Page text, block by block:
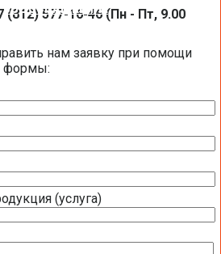
(812) 577-16-46 (Пн - Пт, 9.00
нам заявку при помощи
формы:
(услуга)
ВОДОСНАБЖЕНИЕ
ДЛЯ КУХНИ
ВОДЫ УЛЬТРАФИОЛЕТОМ
ВОДОНАГРЕВАТЕЛИ